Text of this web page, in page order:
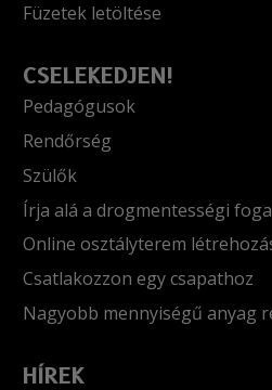
Füzetek letöltése
CSELEKEDJEN!
Pedagógusok
Rendőrség
Szülők
Írja alá a drogmentességi
Online osztályterem
Csatlakozzon egy csapathoz
Nagyobb mennyiségű anyag
HÍREK